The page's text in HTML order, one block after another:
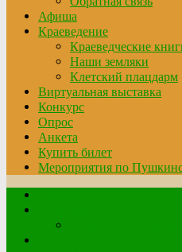
Афиша
Краеведение
Краеведческие
Наши земляки
Клетский плацдарм
Виртуальная выставка
Конкурс
Опрос
Анкета
Купить билет
Мероприятия по